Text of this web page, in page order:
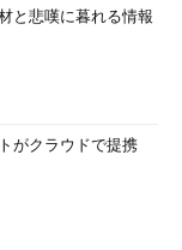
と悲嘆に暮れる情報
がクラウドで提携